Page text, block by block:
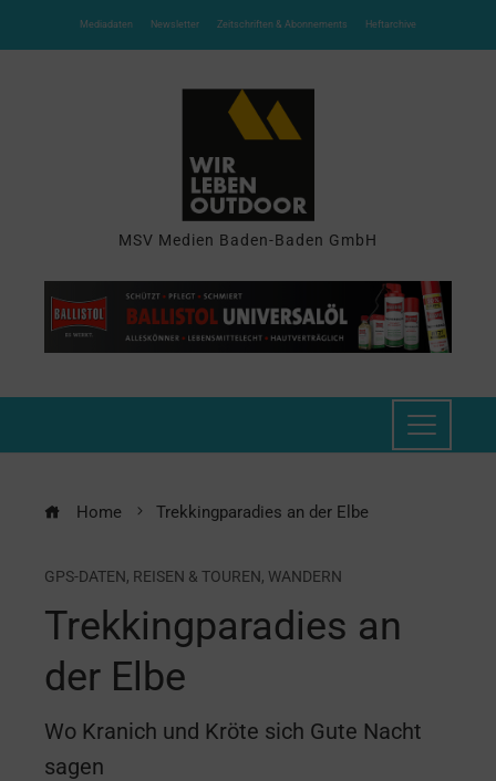
Mediadaten Newsletter Zeitschriften & Abonnements Heftarchive
MSV Medien Baden-Baden GmbH
Home Trekkingparadies an der Elbe
GPS-DATEN, REISEN & TOUREN, WANDERN
Trekkingparadies an
der Elbe
Wo Kranich und Kröte sich Gute Nacht
sagen